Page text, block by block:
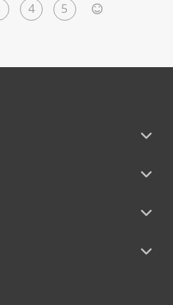
4 5